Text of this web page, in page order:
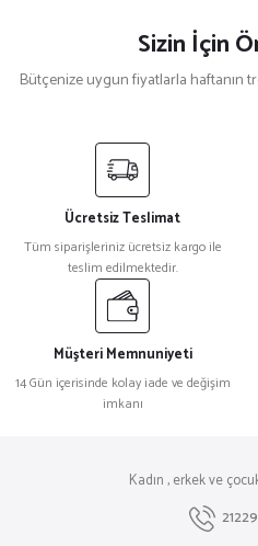
Sizin İçin
Bütçenize uygun fiyatlarla haftanın
Marc Jacobs 806/S RHLIR Metal
₺ 14.175
Marc Jacobs MJ 1110/S Yuvarlak Siyah
Marc Jacobs 789/S Kare Siyah Kadın
Ücretsiz Teslimat
Tüm siparişleriniz ücretsiz kargo ile
teslim edilmektedir.
Müşteri Memnuniyeti
14 Gün içerisinde kolay iade ve değişim
imkanı
Kadın , erkek ve